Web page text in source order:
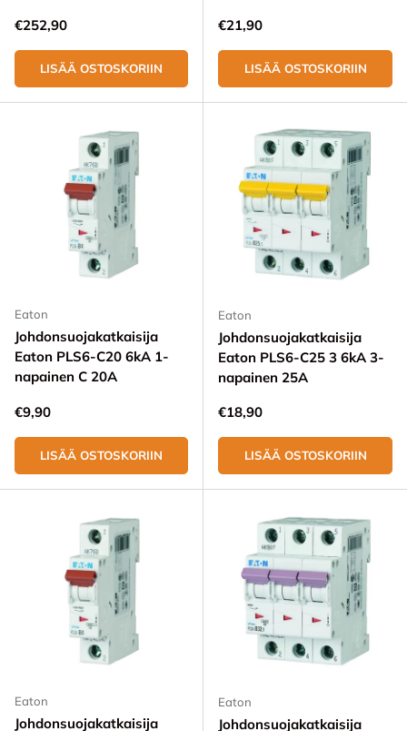
Normaali hinta
€252,90
LISÄÄ OSTOSKORIIN
Normaali hinta
€21,90
LISÄÄ OSTOSKORIIN
Eaton
Johdonsuojakatkaisija
Eaton PLS6-C20 6kA 1-
napainen C 20A
Normaali hinta
€9,90
LISÄÄ OSTOSKORIIN
Eaton
Johdonsuojakatkaisija
Eaton PLS6-C25 3 6kA 3-
napainen 25A
Normaali hinta
€18,90
LISÄÄ OSTOSKORIIN
Eaton
Johdonsuojakatkaisija
Eaton
Johdonsuojakatkaisija